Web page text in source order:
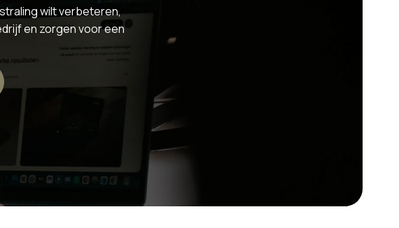
wilt verbeteren,
en zorgen voor een